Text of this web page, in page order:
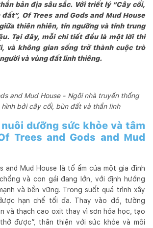
bản địa sâu sắc. Với triết lý “Cây cối,
đất”, Of Trees and Gods and Mud House
thiên nhiên, tín ngưỡng và tính trung
Tại đây, mỗi chi tiết đều là một lời thì
và không gian sống trở thành cuộc trò
và vùng đất linh thiêng.
and Mud House - Ngôi nhà truyền thống
bởi cây cối, bùn đất và thần linh
dưỡng sức khỏe và tâm
Trees and Gods and Mud
and Mud House là tổ ấm của một gia đình
và con gái đang lớn, với định hướng
và bền vững. Trong suốt quá trình xây
hạn chế tối đa. Thay vào đó, tường
và thạch cao oxit thay vì sơn hóa học, tạo
được”, thân thiện với sức khỏe và môi